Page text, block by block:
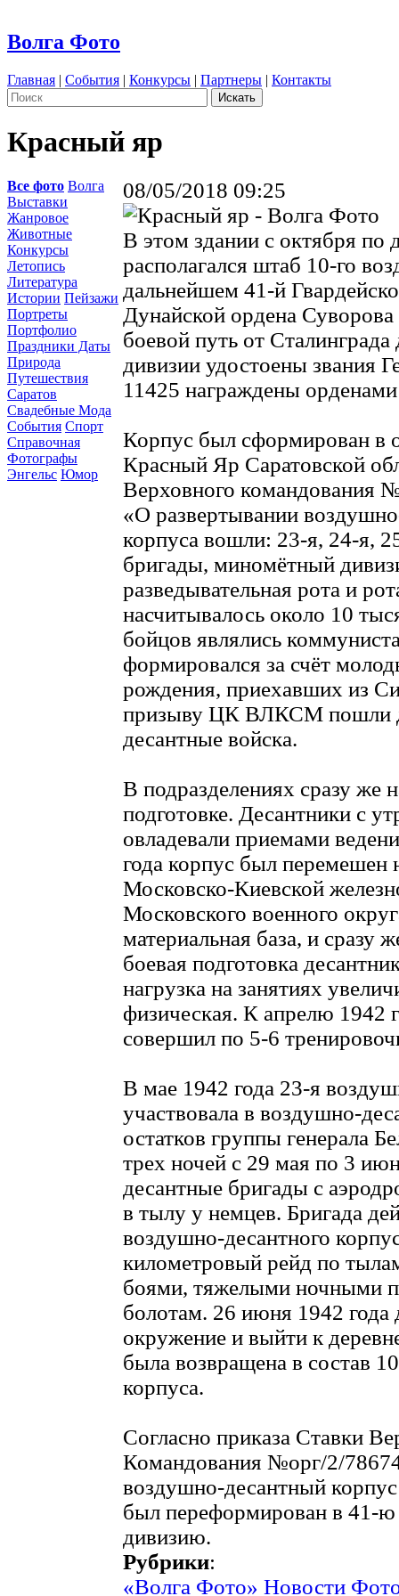
Волга Фото
Главная | События | Конкурсы | Партнеры | Контакты
Красный яр
Все фото Волга
Выставки
Жанровое
Животные
Конкурсы
Летопись
Литература
Истории Пейзажи
Портреты
Портфолио
Праздники Даты
Природа
Путешествия
Саратов
Свадебные Мода
События Спорт
Справочная
Фотографы
Энгельс Юмор
08/05/2018 09:25
В этом здании с октября по
располагался штаб 10-го
дальнейшем 41-й
Дунайской ордена
боевой путь от
дивизии удостоены звания
11425 награждены
Корпус был сформирован в
Красный Яр Саратовской
Верховного командования
«О развертывании
корпуса вошли: 23-я, 24-я,
бригады, миномётный
разведывательная рота и
насчитывалось около 10
бойцов являлись
формировался за счёт
рождения, приехавших из
призыву ЦК ВЛКСМ пошли
десантные войска.
В подразделениях сразу же
подготовке. Десантники с
овладевали приемами
года корпус был перемешен
Московско-Киевской
Московского военного
материальная база, и сразу
боевая подготовка
нагрузка на занятиях
физическая. К апрелю 1942
совершил по 5-6
В мае 1942 года 23-я
участвовала в воздушно-
остатков группы генерала
трех ночей с 29 мая по 3
десантные бригады с
в тылу у немцев. Бригада
воздушно-десантного
километровый рейд по
боями, тяжелыми ночными
болотам. 26 июня 1942 года
окружение и выйти к
была возвращена в состав
корпуса.
Согласно приказа Ставки
Командования №opг/2/
воздушно-десантный корпус
был переформирован в 41-ю
дивизию.
Рубрики:
«Волга Фото» Новости